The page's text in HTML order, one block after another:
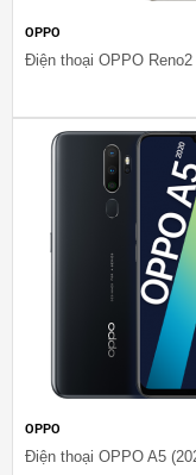
OPPO
Điện thoại OPPO Reno2
OPPO
Điện thoại OPPO A5